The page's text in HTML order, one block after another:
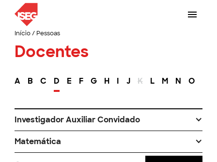
Início/ Pessoas
Docentes
A B C D E F G H I J K L M N O
Investigador Auxiliar Convidado
Matemática